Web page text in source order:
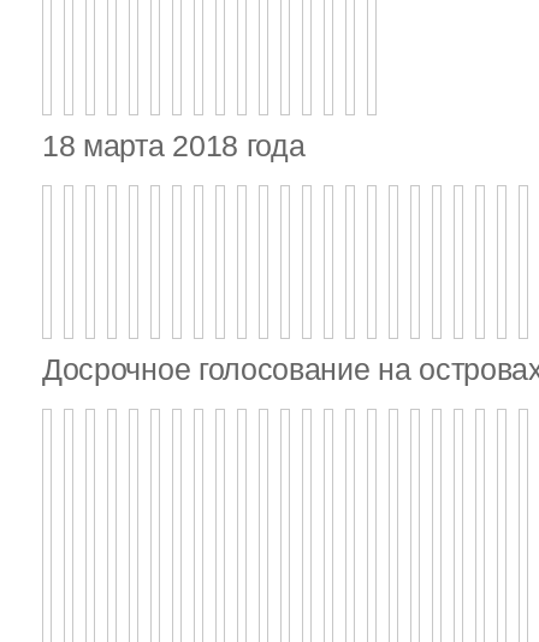
18 марта 2018 года
Досрочное голосование на